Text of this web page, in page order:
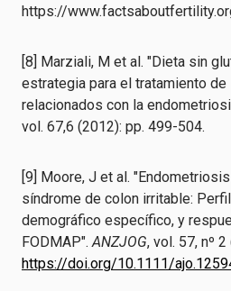
https://
[8] Marziali, M et al. "Dieta sin
estrategia para el tratamiento
relacionados con la
vol. 67,6 (2012): pp. 499-504.
[9] Moore, J et al.
síndrome de colon irritable:
demográfico específico, y
FODMAP".ANZJOG, vol. 57, nº
https://doi.org/10.1111/